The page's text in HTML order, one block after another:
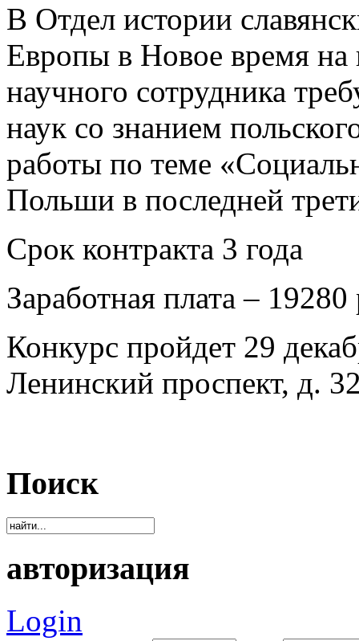
В Отдел истории
Европы в Новое время на
научного сотрудника
наук со знанием
работы по теме
Польши в последней
Срок контракта 3 года
Заработная плата – 19280
Конкурс пройдет 29
Ленинский проспект, д.
Поиск
авторизация
Login